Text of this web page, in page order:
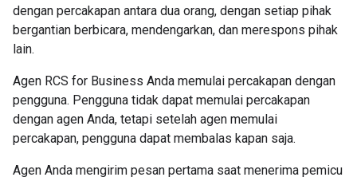
dengan percakapan antara dua orang, dengan setiap pihak
bergantian berbicara, mendengarkan, dan merespons pihak
lain.
Agen RCS for Business Anda memulai percakapan dengan
pengguna. Pengguna tidak dapat memulai percakapan
dengan agen Anda, tetapi setelah agen memulai
percakapan, pengguna dapat membalas kapan saja.
Agen Anda mengirim pesan pertama saat menerima pemicu